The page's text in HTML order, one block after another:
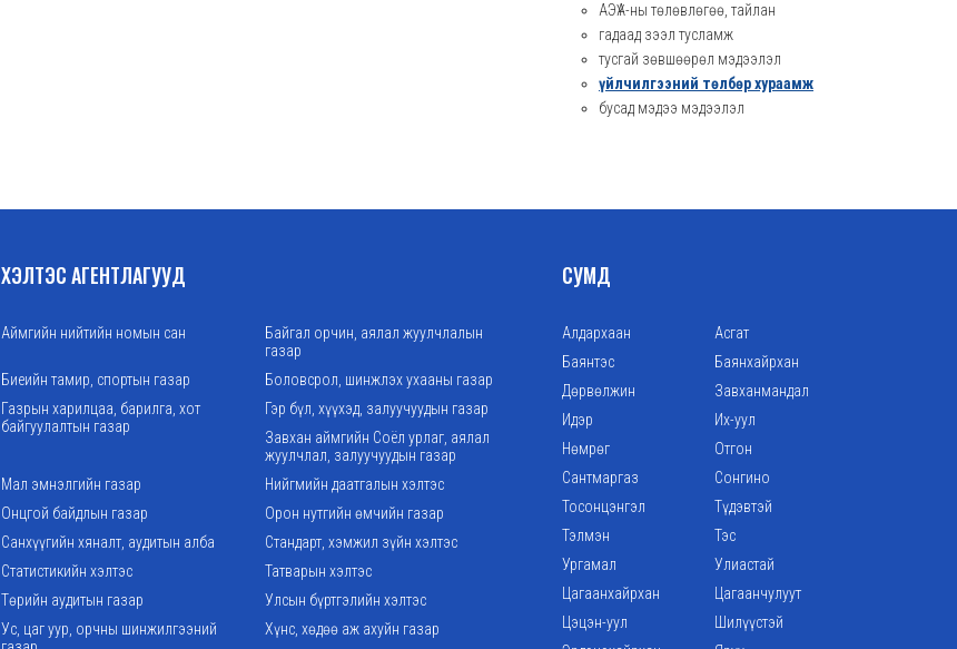
АЭҮА-ны төлөвлөгөө, тайлан
гадаад зээл тусламж
тусгай зөвшөөрөл мэдээлэл
үйлчилгээний төлбөр хураамж
бусад мэдээ мэдээлэл
ХЭЛТЭС АГЕНТЛАГУУД
Аймгийн нийтийн номын сан
Байгал орчин, аялал жуулчлалын
газар
Биеийн тамир, спортын газар
Боловсрол, шинжлэх ухааны газар
Газрын харилцаа, барилга, хот
байгуулалтын газар
Гэр бүл, хүүхэд, залуучуудын газар
Завхан аймгийн Соёл урлаг, аялал
жуулчлал, залуучуудын газар
Мал эмнэлгийн газар
Нийгмийн даатгалын хэлтэс
Онцгой байдлын газар
Орон нутгийн өмчийн газар
Санхүүгийн хяналт, аудитын алба
Стандарт, хэмжил зүйн хэлтэс
Статистикийн хэлтэс
Татварын хэлтэс
Төрийн аудитын газар
Улсын бүртгэлийн хэлтэс
Ус, цаг уур, орчны шинжилгээний
Хүнс, хөдөө аж ахуйн газар
СУМД
Алдархаан
Асгат
Баянтэс
Баянхайрхан
Дөрвөлжин
Завханмандал
Идэр
Их-уул
Нөмрөг
Отгон
Сантмаргаз
Сонгино
Тосонцэнгэл
Түдэвтэй
Тэлмэн
Тэс
Ургамал
Улиастай
Цагаанхайрхан
Цагаанчулуут
Цэцэн-уул
Шилүүстэй